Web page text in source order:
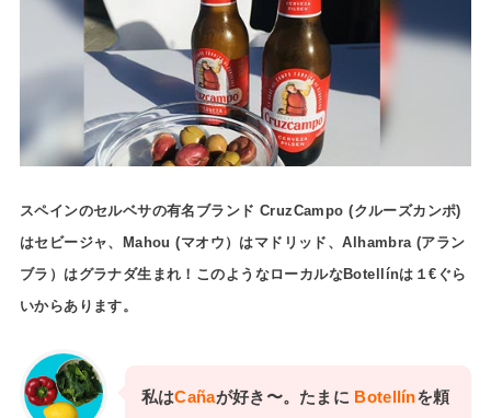
スペインのセルベサの有名ブランド CruzCampo (クルーズカンポ)
はセビージャ、Mahou (マオウ）はマドリッド、Alhambra (アラン
ブラ）はグラナダ生まれ！このようなローカルなBotellínは１€ぐら
いからあります。
私はCañaが好き〜。たまに Botellínを頼